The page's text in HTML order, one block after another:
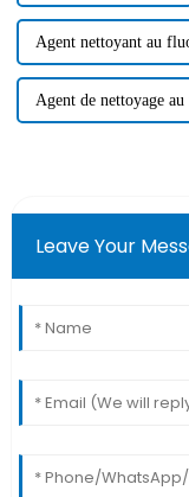
Agent nettoyant au
Agent de nettoyage
Leave Your